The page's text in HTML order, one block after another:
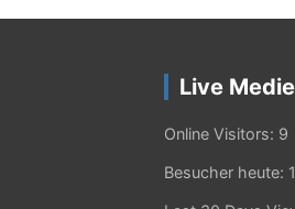
Live
Online Visitors: 9
Besucher heute: